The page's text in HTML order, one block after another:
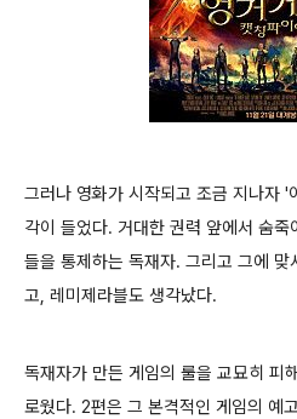
그러나 영화가 시작되고 조금 지나자 '
각이 들었다. 거대한 권력 앞에서 숨
들을 통제하는 독재자. 그리고 그에
고, 레미제라블도 생각났다.
독재자가 만든 게임의 룰을 교묘히 피
로웠다. 2편은 그 본격적인 게임의 예